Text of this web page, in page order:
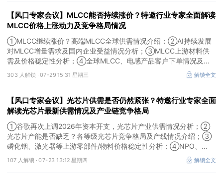
【风口专家会议】MLCC能否持续涨价？特邀行业专家全面解读
MLCC价格上涨动力及竞争格局情况
①MLCC继续涨价？高端MLCC全球供需情况介绍；②AI持续发展
对MLCC增量需求及国内企业受益情况分析；③MLCC上游材料供
需及价格稳定性分析；④全球MLCC、电感产品客户下单情况及未
来扩产难度解析。本场风口专家会议将于7月29日（周三）20:30举
行，特邀行业专家全面解读MLCC价格上涨动力及竞争格局情况。
303 人解锁 ·07-29 15:31 星期三 解锁全文
【风口专家会议】光芯片供需是否仍然紧张？特邀行业专家全面
解读光芯片最新供需情况及产业链竞争格局
①谷歌再次上调2026年资本开支，光芯片产业供需情况分析；②
光芯片产能是否缺乏？各等级光芯片竞争格局及产线情况介绍；③
磷化铟、激光器等上游零部件/物料价格稳定性分析；④NPO、
3.2T光模块研发进展介绍。本场风口专家会议将于7月23日（周四）
16:30举行，特邀行业专家全面解读光芯片最新供需情况及产业链竞
107 人解锁 ·07-23 13:12 星期四 解锁全文